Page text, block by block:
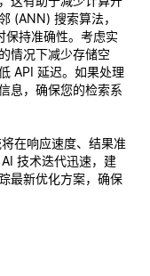
(ANN) 搜索算法，
保持准确性。考虑实
情况下减少存储空
API 延迟。如果处理
息，确保您的检索系
在响应速度、结果准
技术迭代迅速，建
最新优化方案，确保